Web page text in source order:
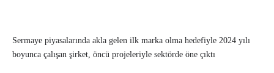
Sermaye piyasalarında akla gelen ilk marka olma hedefiyle 2024 yılı
boyunca çalışan şirket, öncü projeleriyle sektörde öne çıktı